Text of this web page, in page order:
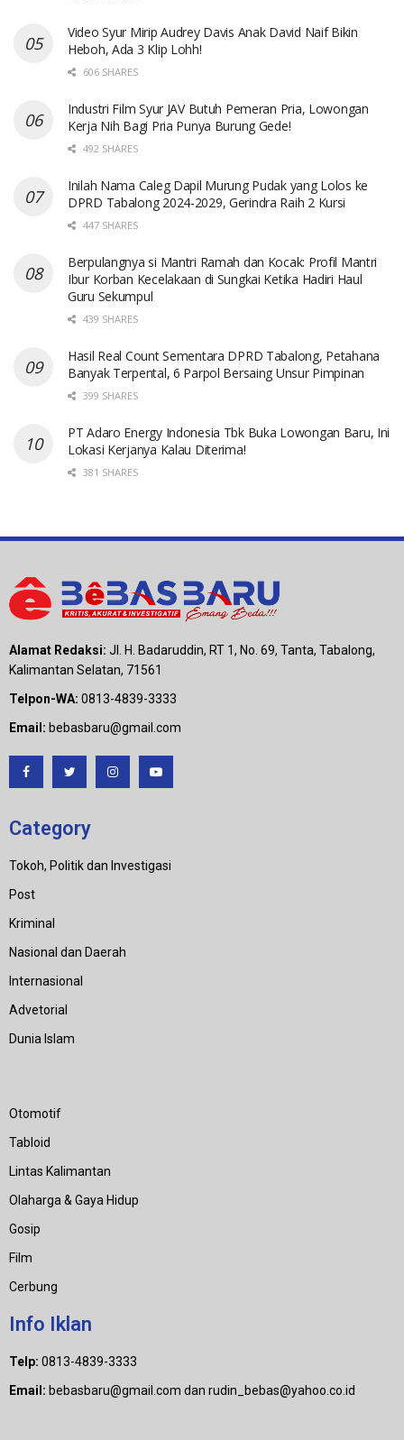
Video Syur Mirip Audrey Davis Anak David Naif Bikin
Heboh, Ada 3 Klip Lohh!
606 SHARES
Industri Film Syur JAV Butuh Pemeran Pria, Lowongan
Kerja Nih Bagi Pria Punya Burung Gede!
492 SHARES
Inilah Nama Caleg Dapil Murung Pudak yang Lolos ke
DPRD Tabalong 2024-2029, Gerindra Raih 2 Kursi
447 SHARES
Berpulangnya si Mantri Ramah dan Kocak: Profil Mantri
Ibur Korban Kecelakaan di Sungkai Ketika Hadiri Haul
Guru Sekumpul
439 SHARES
Hasil Real Count Sementara DPRD Tabalong, Petahana
Banyak Terpental, 6 Parpol Bersaing Unsur Pimpinan
399 SHARES
PT Adaro Energy Indonesia Tbk Buka Lowongan Baru, Ini
Lokasi Kerjanya Kalau Diterima!
381 SHARES
Alamat Redaksi: Jl. H. Badaruddin, RT 1, No. 69, Tanta, Tabalong,
Kalimantan Selatan, 71561
Telpon-WA: 0813-4839-3333
Email: bebasbaru@gmail.com
Category
Tokoh, Politik dan Investigasi
Post
Kriminal
Nasional dan Daerah
Internasional
Advetorial
Dunia Islam
Otomotif
Tabloid
Lintas Kalimantan
Olaharga & Gaya Hidup
Gosip
Film
Cerbung
Info Iklan
Telp: 0813-4839-3333
Email: bebasbaru@gmail.com dan rudin_bebas@yahoo.co.id